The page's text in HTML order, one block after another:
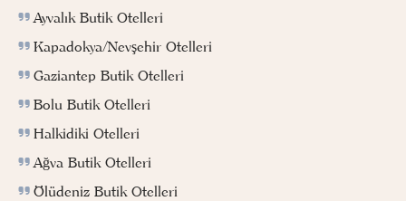
Ayvalık Butik Otelleri
Kapadokya/Nevşehir Otelleri
Gaziantep Butik Otelleri
Bolu Butik Otelleri
Halkidiki Otelleri
Ağva Butik Otelleri
Ölüdeniz Butik Otelleri